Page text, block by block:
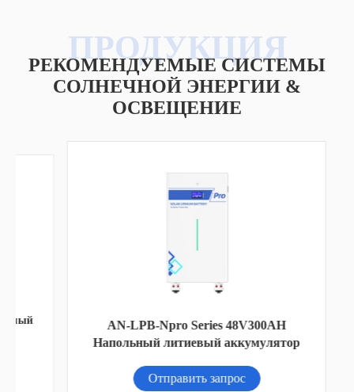
РЕКОМЕНДУЕМЫЕ СИСТЕМЫ
СОЛНЕЧНОЙ ЭНЕРГИИ &
ОСВЕЩЕНИЕ
AN-LPB-Npro Series 48V300AH
Напольный литиевый аккумулятор
Отправить запрос